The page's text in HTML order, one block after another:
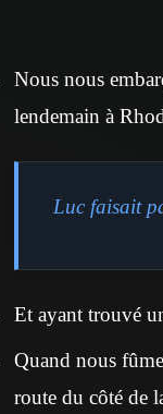
Nous nous
lendemain à
Luc faisait
Et ayant trouvé
Quand nous
route du côté de